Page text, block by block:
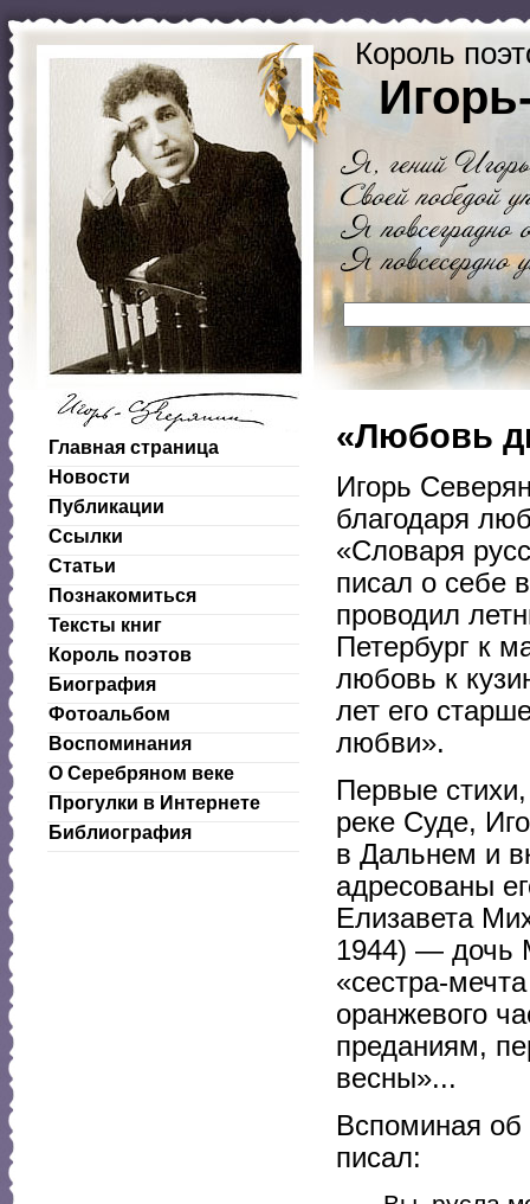
Король
Главная страница
Новости
Публикации
Ссылки
Статьи
Познакомиться
Тексты книг
Король поэтов
Биография
Фотоальбом
Воспоминания
О Серебряном веке
Прогулки в Интернете
Библиография
«Любовь
Игорь
благодаря
«Словаря
писал о себе
проводил
Петербург к
любовь к
лет его
любви».
Первые
реке Суде,
в Дальнем и
адресованы
Елизавета
1944) — дочь
«сестра-
оранжевого
преданиям,
весны»...
Вспоминая об
писал: